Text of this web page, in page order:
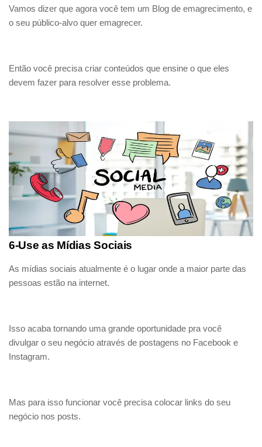
Vamos dizer que agora você tem um Blog de emagrecimento, e
o seu público-alvo quer emagrecer.
Então você precisa criar conteúdos que ensine o que eles
devem fazer para resolver esse problema.
6-Use as Mídias Sociais
As mídias sociais atualmente é o lugar onde a maior parte das
pessoas estão na internet.
Isso acaba tornando uma grande oportunidade pra você
divulgar o seu negócio através de postagens no Facebook e
Instagram.
Mas para isso funcionar você precisa colocar links do seu
negócio nos posts.